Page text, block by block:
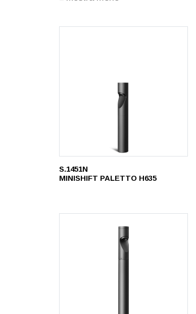
S.1451N
MINISHIFT PALETTO H635